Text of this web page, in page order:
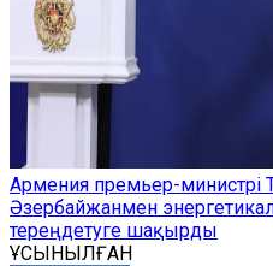
Армения премьер-министрі
Әзербайжанмен
тереңдетуге шақырды
ҰСЫНЫЛҒАН